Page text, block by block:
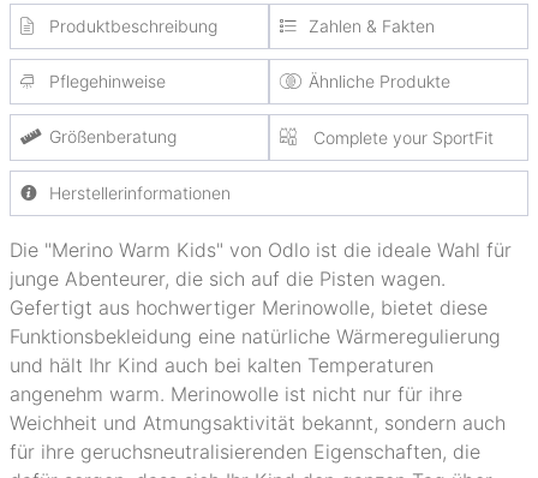
Produktbeschreibung Zahlen & Fakten
Pflegehinweise Ähnliche Produkte
Größenberatung Complete your SportFit
Herstellerinformationen
Die "Merino Warm Kids" von Odlo ist die ideale Wahl für
junge Abenteurer, die sich auf die Pisten wagen.
Gefertigt aus hochwertiger Merinowolle, bietet diese
Funktionsbekleidung eine natürliche Wärmeregulierung
und hält Ihr Kind auch bei kalten Temperaturen
angenehm warm. Merinowolle ist nicht nur für ihre
Weichheit und Atmungsaktivität bekannt, sondern auch
für ihre geruchsneutralisierenden Eigenschaften, die